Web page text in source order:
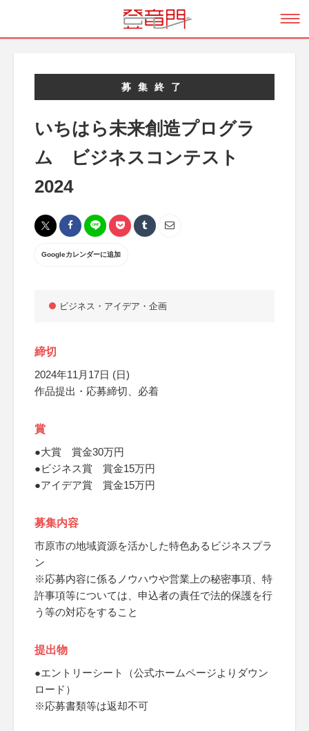
募集終了
いちはら未来創造プログラ
ム ビジネスコンテスト
2024
Googleカレンダーに追加
ビジネス・アイデア・企画
締切
2024年11月17日 (日)
作品提出・応募締切、必着
賞
●大賞 賞金30万円
●ビジネス賞 賞金15万円
●アイデア賞 賞金15万円
募集内容
市原市の地域資源を活かした特色あるビジネスプラ
ン
※応募内容に係るノウハウや営業上の秘密事項、特
許事項等については、申込者の責任で法的保護を行
う等の対応をすること
提出物
●エントリーシート（公式ホームページよりダウン
ロード）
※応募書類等は返却不可